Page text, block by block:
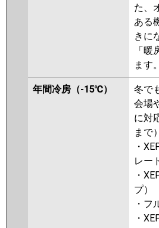
た、
ある
きに
「
ます。
年間冷房（-15℃）
冬で
会場
に対
まで
・
レー
・
プ）
・フ
・